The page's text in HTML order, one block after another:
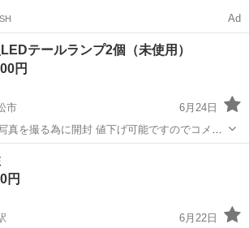
Ad
テールランプ2個（未使用）
円
市
6月24日
真を撮る為に開封 値下げ可能ですのでコメン
円
6月22日